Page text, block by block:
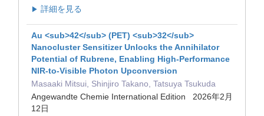
▶ 詳細を見る
Au <sub>42</sub> (PET) <sub>32</sub>
Nanocluster Sensitizer Unlocks the Annihilator
Potential of Rubrene, Enabling High‐Performance
NIR‐to‐Visible Photon Upconversion
Masaaki Mitsui, Shinjiro Takano, Tatsuya Tsukuda
Angewandte Chemie International Edition 2026年2月
12日